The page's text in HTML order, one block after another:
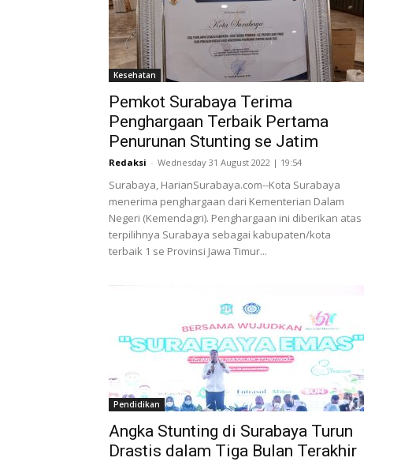
Kesehatan
Pemkot Surabaya Terima
Penghargaan Terbaik Pertama
Penurunan Stunting se Jatim
Redaksi - Wednesday 31 August 2022 | 19:54
Surabaya, HarianSurabaya.com--Kota Surabaya
menerima penghargaan dari Kementerian Dalam
Negeri (Kemendagri). Penghargaan ini diberikan atas
terpilihnya Surabaya sebagai kabupaten/kota
terbaik 1 se Provinsi Jawa Timur...
Pendidikan
Angka Stunting di Surabaya Turun
Drastis dalam Tiga Bulan Terakhir